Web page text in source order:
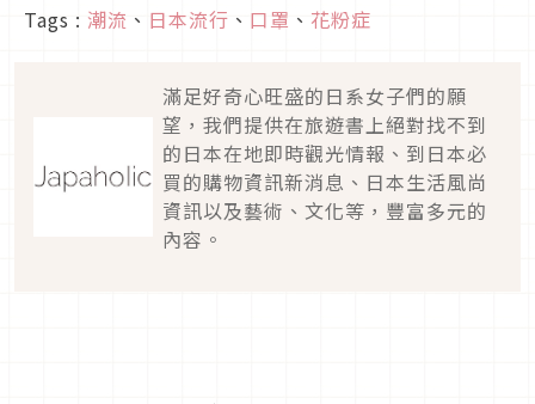
Tags : 潮流 、 日本流行 、 口罩 、 花粉症
滿足好奇心旺盛的日系女子們的願
望，我們提供在旅遊書上絕對找不到
的日本在地即時觀光情報、到日本必
買的購物資訊新消息、日本生活風尚
資訊以及藝術、文化等，豐富多元的
內容。